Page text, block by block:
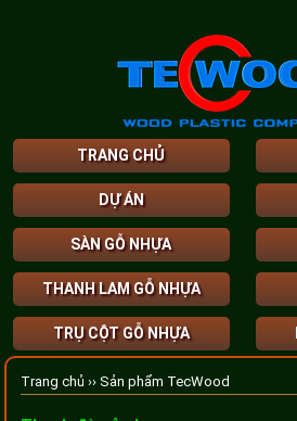
TRANG CHỦ
DỰ ÁN
SÀN GỖ NHỰA
THANH LAM GỖ NHỰA
TRỤ CỘT GỖ NHỰA
Trang chủ ›› Sản phẩm TecWood